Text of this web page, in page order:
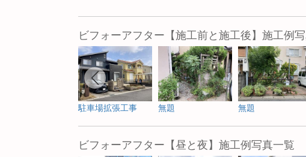
ビフォーアフター【施工前と施工後】施工例
駐車場拡張工事 無題 無題
ビフォーアフター【昼と夜】施工例写真一覧